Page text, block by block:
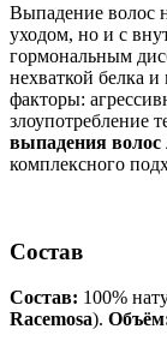
Выпадение волос
уходом, но и с
гормональным
нехваткой белка
факторы:
злоупотребление
выпадения волос
комплексного
Состав
Состав: 100%
Racemosa).